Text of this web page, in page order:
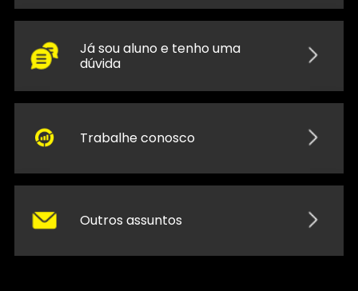
Já sou aluno e tenho uma
dúvida
Trabalhe conosco
Outros assuntos